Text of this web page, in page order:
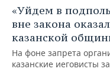
«Уйдем в
вне закона
казанской
На фоне запрета
казанские иеговисты